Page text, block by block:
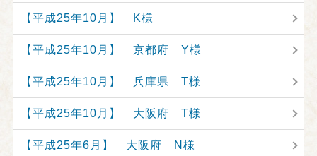
【平成25年10月】 K様
【平成25年10月】 京都府 Y様
【平成25年10月】 兵庫県 T様
【平成25年10月】 大阪府 T様
【平成25年6月】 大阪府 N様